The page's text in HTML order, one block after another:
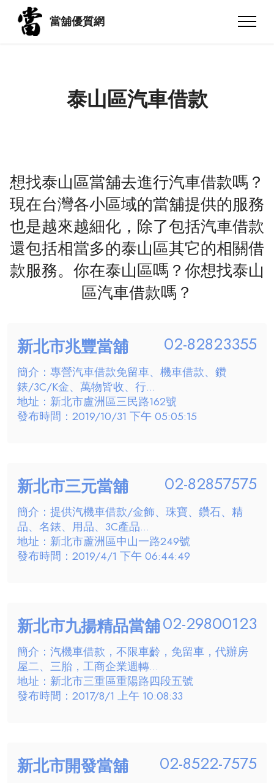
當舖優質網
泰山區汽車借款
想找泰山區當舖去進行汽車借款嗎？
現在台灣各小區域的當舖提供的服務
也是越來越細化，除了包括汽車借款
還包括相當多的泰山區其它的相關借
款服務。你在泰山區嗎？你想找泰山
區汽車借款嗎？
新北市兆豐當舖 02-82823355
簡介：專營汽車借款免留車、機車借款、鑽
錶/3C/K金、萬物皆收、行...
地址：新北市盧洲區三民路162號
發布時間：2019/10/31 下午 05:05:15
新北市三元當舖 02-82857575
簡介：提供汽機車借款/金飾、珠寶、鑽石、精
品、名錶、用品、3C產品...
地址：新北市蘆洲區中山一路249號
發布時間：2019/4/1 下午 06:44:49
新北市九揚精品當舖02-29800123
簡介：汽機車借款，不限車齡，免留車，代辦房
屋二、三胎，工商企業週轉...
地址：新北市三重區重陽路四段五號
發布時間：2017/8/1 上午 10:08:33
新北市開發當舖 02-8522-7575